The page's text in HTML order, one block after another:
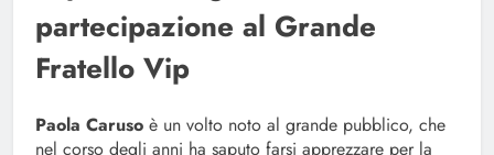
partecipazione al Grande
Fratello Vip
Paola Caruso è un volto noto al grande pubblico, che
nel corso degli anni ha saputo farsi apprezzare per la